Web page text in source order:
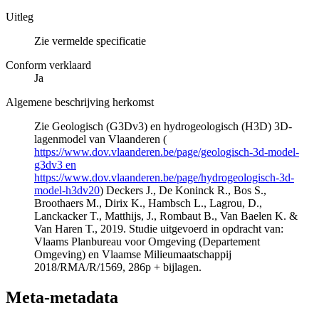
Uitleg
Zie vermelde specificatie
Conform verklaard
Ja
Algemene beschrijving herkomst
Zie Geologisch (G3Dv3) en hydrogeologisch (H3D) 3D-
lagenmodel van Vlaanderen (
https://www.dov.vlaanderen.be/page/geologisch-3d-model-
g3dv3 en
https://www.dov.vlaanderen.be/page/hydrogeologisch-3d-
model-h3dv20) Deckers J., De Koninck R., Bos S.,
Broothaers M., Dirix K., Hambsch L., Lagrou, D.,
Lanckacker T., Matthijs, J., Rombaut B., Van Baelen K. &
Van Haren T., 2019. Studie uitgevoerd in opdracht van:
Vlaams Planbureau voor Omgeving (Departement
Omgeving) en Vlaamse Milieumaatschappij
2018/RMA/R/1569, 286p + bijlagen.
Meta-metadata